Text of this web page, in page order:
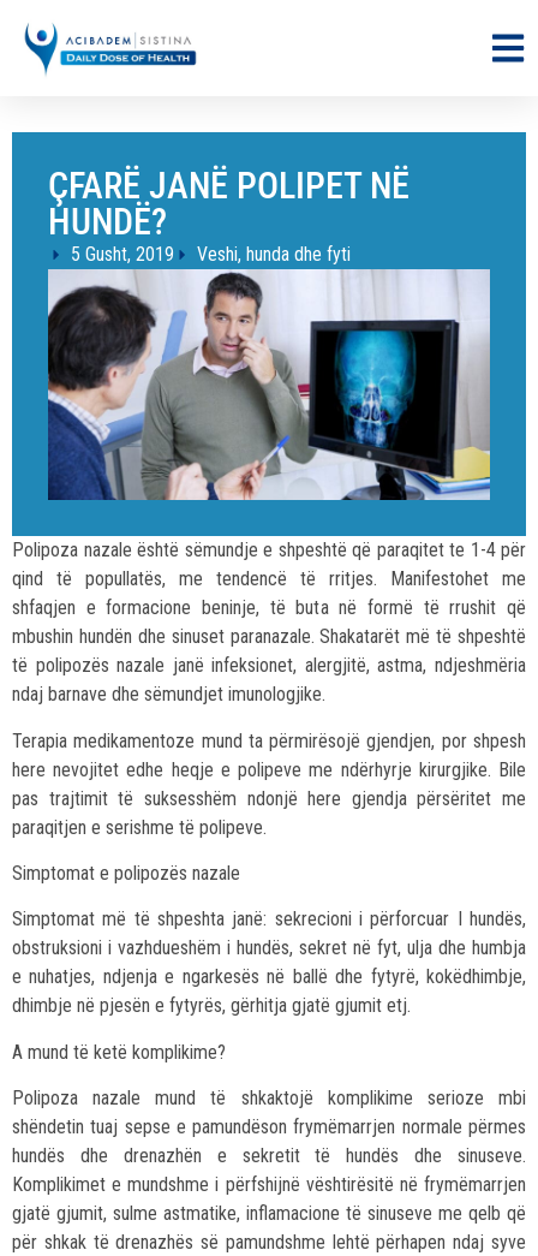
ÇFARË JANË POLIPET NË
HUNDË?
5 Gusht, 2019 Veshi, hunda dhe fyti
Polipoza nazale është sëmundje e shpeshtë që paraqitet te 1-4 për
qind të popullatës, me tendencë të rritjes. Manifestohet me
shfaqjen e formacione beninje, të buta në formë të rrushit që
mbushin hundën dhe sinuset paranazale. Shakatarët më të shpeshtë
të polipozës nazale janë infeksionet, alergjitë, astma, ndjeshmëria
ndaj barnave dhe sëmundjet imunologjike.
Terapia medikamentoze mund ta përmirësojë gjendjen, por shpesh
here nevojitet edhe heqje e polipeve me ndërhyrje kirurgjike. Bile
pas trajtimit të suksesshëm ndonjë here gjendja përsëritet me
paraqitjen e serishme të polipeve.
Simptomat e polipozës nazale
Simptomat më të shpeshta janë: sekrecioni i përforcuar I hundës,
obstruksioni i vazhdueshëm i hundës, sekret në fyt, ulja dhe humbja
e nuhatjes, ndjenja e ngarkesës në ballë dhe fytyrë, kokëdhimbje,
dhimbje në pjesën e fytyrës, gërhitja gjatë gjumit etj.
A mund të ketë komplikime?
Polipoza nazale mund të shkaktojë komplikime serioze mbi
shëndetin tuaj sepse e pamundëson frymëmarrjen normale përmes
hundës dhe drenazhën e sekretit të hundës dhe sinuseve.
Komplikimet e mundshme i përfshijnë vështirësitë në frymëmarrjen
gjatë gjumit, sulme astmatike, inflamacione të sinuseve me qelb që
për shkak të drenazhës së pamundshme lehtë përhapen ndaj syve